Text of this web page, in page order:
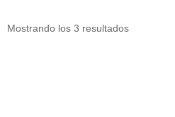
Mostrando los 3 resultados